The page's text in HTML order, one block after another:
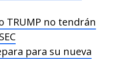
TRUMP no tendrán
para su nueva